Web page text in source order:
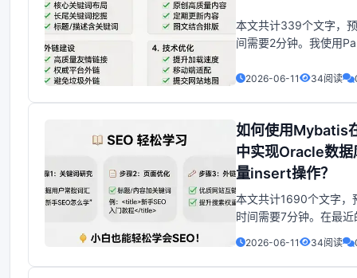
本文共计339个文字，
间需要2分钟。我使用
是所有可能组合的列：
式的
2026-06-11 34阅读
如何使用Mybatis
中实现Oracle数据
量insert操作？
本文共计1690个文字，
时间需要7分钟。在最近
中，遇到一个问题导致
后台后，数据库中导入
过百万条。为了解决这
2026-06-11 34阅读